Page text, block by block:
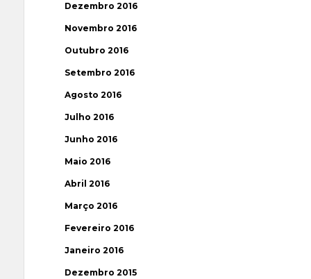
Dezembro 2016
Novembro 2016
Outubro 2016
Setembro 2016
Agosto 2016
Julho 2016
Junho 2016
Maio 2016
Abril 2016
Março 2016
Fevereiro 2016
Janeiro 2016
Dezembro 2015